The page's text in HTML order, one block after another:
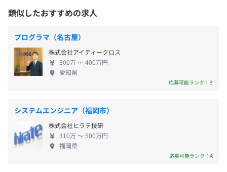
・貸し出し図書制度（持ち寄った技術本が自由に借りれま
す）
・各種勉強会の開催（Androidアプリ部etc）
・各種e-Learningの受講（リロクラブ）
・企業型確定拠出年金（401K）
・資格合格祝い金制度
・Oracle認定Webコンポーネントディベロッパ（OCJ-
WC）／5万円
・Oracle Database Silver／3万円
・Oracle Database Gold／5万円
・IPA国家資格スペシャリスト系／10万円以上
札幌駅 徒歩2分
養育両立支援休暇
介護休暇
夏季休暇
年末年始休暇
有給休暇（有給取得率87%）
役職手当
住宅手当
扶養手当
請け追っています。大手ではできない小規模プロジェ
クトもおこなっており、さまざまな開発案件に携わ
るチャンスがあります。 弊社では「エンジニアが"長
く"働ける会社にしたい」という想いのものと、社員
ひとりひとりが長く生涯にわたってエンジニアとし
てのキャリアを築いてほしいと考えています。経験の
浅いエンジニアへの研修制度、高い有給消化率や残
た働きができ、結果として社員定着率91%という数
字に結びついています。 わたしたちはあなたの”ポテ
ンシャル”に惜しみない投資をします。新たな世界へ
挑戦したい方は、ぜひご応募ください！
類似したおすすめの求人
プログラマ（名古屋）
株式会社アイティークロス
300万 〜 400万円
愛知県
応募可能ランク：B
システムエンジニア（福岡市）
株式会社ヒラテ技研
310万 〜 500万円
福岡県
応募可能ランク：A